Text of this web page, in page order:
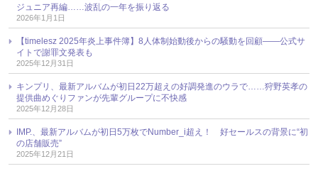
ジュニア再編……波乱の一年を振り返る
2026年1月1日
【timelesz 2025年炎上事件簿】8人体制始動後からの騒動を回顧――公式サ
イトで謝罪文発表も
2025年12月31日
キンプリ、最新アルバムが初日22万超えの好調発進のウラで……狩野英孝の
提供曲めぐりファンが先輩グループに不快感
2025年12月28日
IMP.、最新アルバムが初日5万枚でNumber_i超え！ 好セールスの背景に“初
の店舗販売”
2025年12月21日